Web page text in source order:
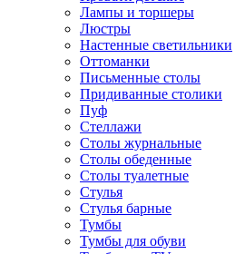
Лампы и торшеры
Люстры
Настенные светильники
Оттоманки
Письменные столы
Придиванные столики
Пуф
Стеллажи
Столы журнальные
Столы обеденные
Столы туалетные
Стулья
Стулья барные
Тумбы
Тумбы для обуви